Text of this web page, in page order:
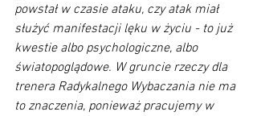
powstał w czasie ataku, czy atak miał
służyć manifestacji lęku w życiu - to już
kwestie albo psychologiczne, albo
światopoglądowe. W gruncie rzeczy dla
trenera Radykalnego Wybaczania nie ma
to znaczenia, ponieważ pracujemy w